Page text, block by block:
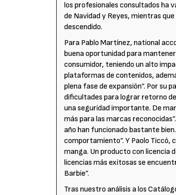
los profesionales consultados ha
de Navidad y Reyes, mientras
descendido.
Para Pablo Martínez, national
buena oportunidad para
consumidor, teniendo un alto
plataformas de contenidos,
plena fase de expansión”. Por su
dificultades para lograr retorno
una seguridad importante. De
más para las marcas
año han funcionado bastante
comportamiento”. Y Paolo Ticcó,
manga. Un producto con licencia
licencias más exitosas se
Barbie”.
Tras nuestro análisis a los